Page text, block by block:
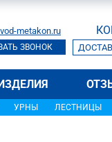
metakon.ru
ЗВОНОК
УРНЫ ЛЕСТНИЦЫ